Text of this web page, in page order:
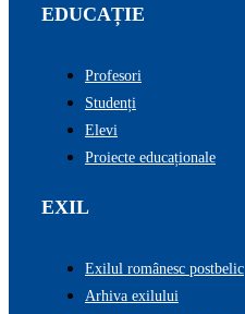
EDUCAȚIE
Profesori
Studenți
Elevi
Proiecte educaționale
EXIL
Exilul românesc postbelic
Arhiva exilului